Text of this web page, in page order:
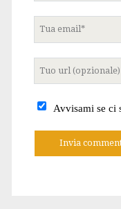
email
sito
Avvisami se ci